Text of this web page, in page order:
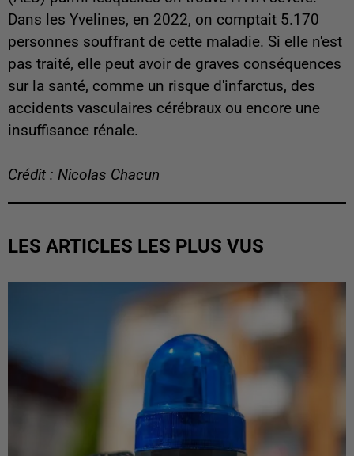
Dans les Yvelines, en 2022, on comptait 5.170
personnes souffrant de cette maladie. Si elle n'est
pas traité, elle peut avoir de graves conséquences
sur la santé, comme un risque d'infarctus, des
accidents vasculaires cérébraux ou encore une
insuffisance rénale.
Crédit : Nicolas Chacun
LES ARTICLES LES PLUS VUS